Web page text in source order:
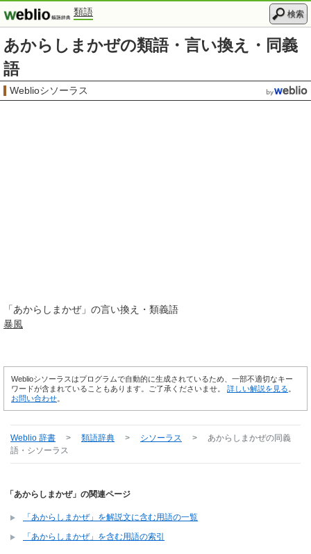
類語 検索
あからしまかぜの類語・言い換え・同義
語
Weblioシソーラス
「あからしまかぜ」の言い換え・類義語
暴風
Weblioシソーラスはプログラムで自動的に生成されているため、一部不適切なキー
ワードが含まれていることもあります。ご了承くださいませ。 詳しい解説を見る
お問い合わせ
Weblio 辞書 > 類語辞典 > シソーラス > あからしまかぜの同義
語・シソーラス
「あからしまかぜ」の関連ページ
「あからしまかぜ」を解説文に含む用語の一覧
「あからしまかぜ」を含む用語の索引